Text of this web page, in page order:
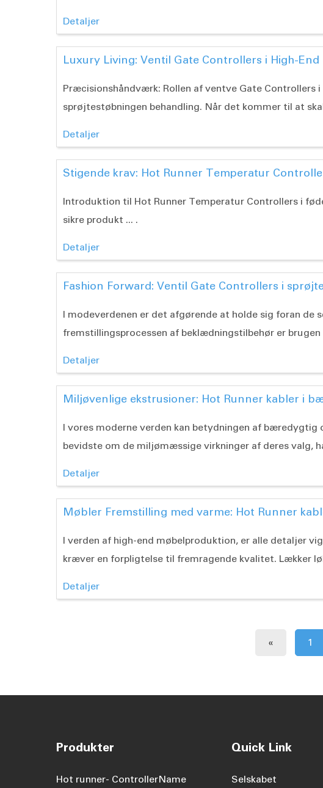
Detaljer
Luxury Living: Ventil Gate Controllers i High-
Præcisionshåndværk: Rollen af ventve Gate Controllers
sprøjtestøbningen behandling. Når det kommer til at
Detaljer
Stigende krav: Hot Runner Temperatur
Introduktion til Hot Runner Temperatur Controllers i
sikre produkt ... .
Detaljer
Fashion Forward: Ventil Gate Controllers i
I modeverdenen er det afgørende at holde sig foran de
fremstillingsprocessen af beklædningstilbehør er brugen
Detaljer
Miljøvenlige ekstrusioner: Hot Runner kabler i
I vores moderne verden kan betydningen af
bevidste om de miljømæssige virkninger af deres valg,
Detaljer
Møbler Fremstilling med varme: Hot Runner
I verden af high-end møbelproduktion, er alle detaljer
kræver en forpligtelse til fremragende kvalitet. Lækker
Detaljer
« 1
Produkter
Hot runner- ControllerName
Quick Link
Selskabet